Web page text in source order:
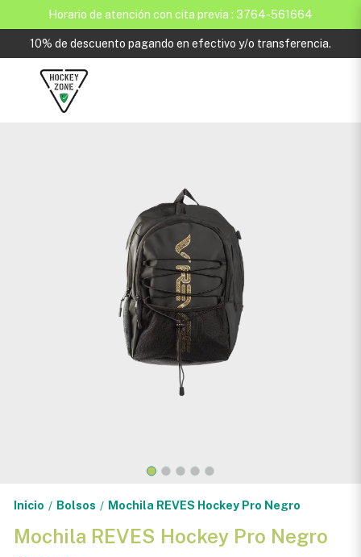
Horario de atención con cita previa : 3764-561664
10% de descuento pagando en efectivo y/o transferencia.
Inicio / Bolsos / Mochila REVES Hockey Pro Negro
Mochila REVES Hockey Pro Negro